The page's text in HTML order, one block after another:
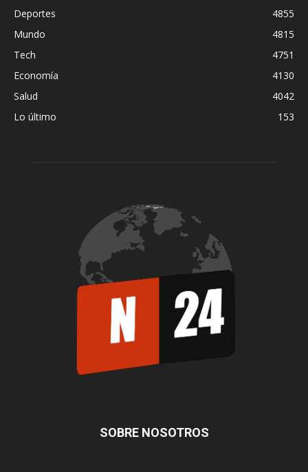
Deportes
4855
Mundo
4815
Tech
4751
Economía
4130
Salud
4042
Lo último
153
SOBRE NOSOTROS